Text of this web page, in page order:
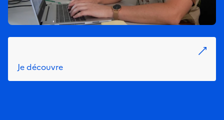
Je découvre